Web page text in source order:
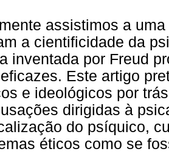
assistimos a
a cientificidade da
inventada por Freud
Este artigo
e ideológicos por
dirigidas à
do psíquico,
éticos como se